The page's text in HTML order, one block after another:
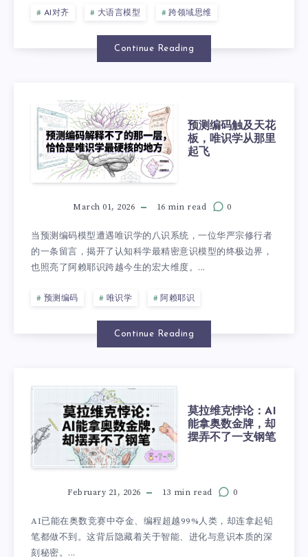
AI对齐 大语言模型 跨领域思维
Continue Reading
预测编码触及天花
板，唯识学从那里
起飞
March 01, 2026 16 min read 0
当预测编码模型遭遇唯识学的八识系统，一位华严宗修行者
的一条留言，揭开了认知科学最精密意识模型的终极边界，
也照亮了阿赖耶识跨越今生的宏大维度。...
预测编码 唯识学 阿赖耶识
Continue Reading
莫拉维克悖论：AI
能拿奥数金牌，却
摆弄不了一支钢笔
February 21, 2026 13 min read 0
AI已能在奥数竞赛中夺金、编程超越99%人类，却连拿起铅
笔都做不到。这背后隐藏着关于智能、进化与意识本质的深
刻秘密。...